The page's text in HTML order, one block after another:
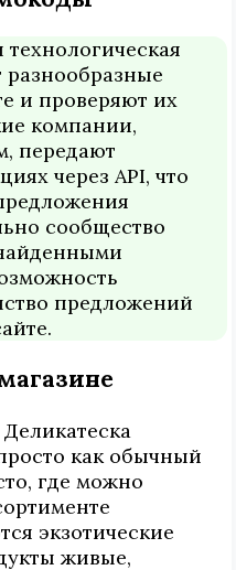
и проверяют их
компании,
передают
через API, что
сообщество
предложений
как обычный
где можно
экзотические
живые,